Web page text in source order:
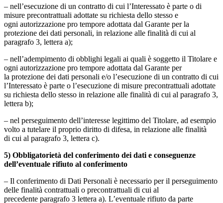
– nell’esecuzione di un contratto di cui l’Interessato è parte o di
misure precontrattuali adottate su richiesta dello stesso e
ogni autorizzazione pro tempore adottata dal Garante per la
protezione dei dati personali, in relazione alle finalità di cui al
paragrafo 3, lettera a);
– nell’adempimento di obblighi legali ai quali è soggetto il Titolare e
ogni autorizzazione pro tempore adottata dal Garante per
la protezione dei dati personali e/o l’esecuzione di un contratto di cui
l’Interessato è parte o l’esecuzione di misure precontrattuali adottate
su richiesta dello stesso in relazione alle finalità di cui al paragrafo 3,
lettera b);
– nel perseguimento dell’interesse legittimo del Titolare, ad esempio
volto a tutelare il proprio diritto di difesa, in relazione alle finalità
di cui al paragrafo 3, lettera c).
5) Obbligatorietà del conferimento dei dati e conseguenze
dell’eventuale rifiuto al conferimento
– Il conferimento di Dati Personali è necessario per il perseguimento
delle finalità contrattuali o precontrattuali di cui al
precedente paragrafo 3 lettera a). L’eventuale rifiuto da parte